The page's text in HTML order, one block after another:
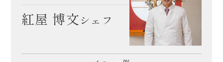
紅屋 博文シェフ